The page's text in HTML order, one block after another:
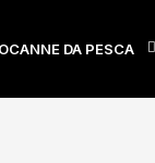
CANNE DA PESCA